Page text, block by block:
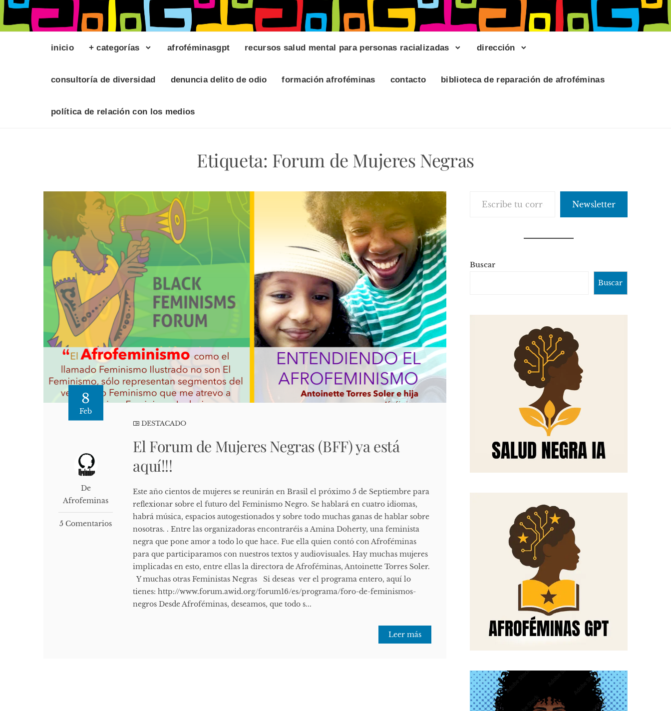
inicio + categorías afroféminasgpt recursos salud mental para personas racializadas dirección
consultoría de diversidad denuncia delito de odio formación afroféminas contacto biblioteca de reparación de afroféminas
política de relación con los medios
Etiqueta: Forum de Mujeres Negras
8
Feb
De
Afrofeminas
5 Comentarios
DESTACADO
El Forum de Mujeres Negras (BFF) ya está
aquí!!!
Este año cientos de mujeres se reunirán en Brasil el próximo 5 de Septiembre para
reflexionar sobre el futuro del Feminismo Negro. Se hablará en cuatro idiomas,
habrá música, espacios autogestionados y sobre todo muchas ganas de hablar sobre
nosotras. . Entre las organizadoras encontraréis a Amina Doherty, una feminista
negra que pone amor a todo lo que hace. Fue ella quien contó con Afroféminas
para que participaramos con nuestros textos y audiovisuales. Hay muchas mujeres
implicadas en esto, entre ellas la directora de Afroféminas, Antoinette Torres Soler.
Y muchas otras Feministas Negras Si deseas ver el programa entero, aquí lo
tienes: http://www.forum.awid.org/forum16/es/programa/foro-de-feminismos-
negros Desde Afroféminas, deseamos, que todo s...
Leer más
Newsletter
Buscar
Buscar